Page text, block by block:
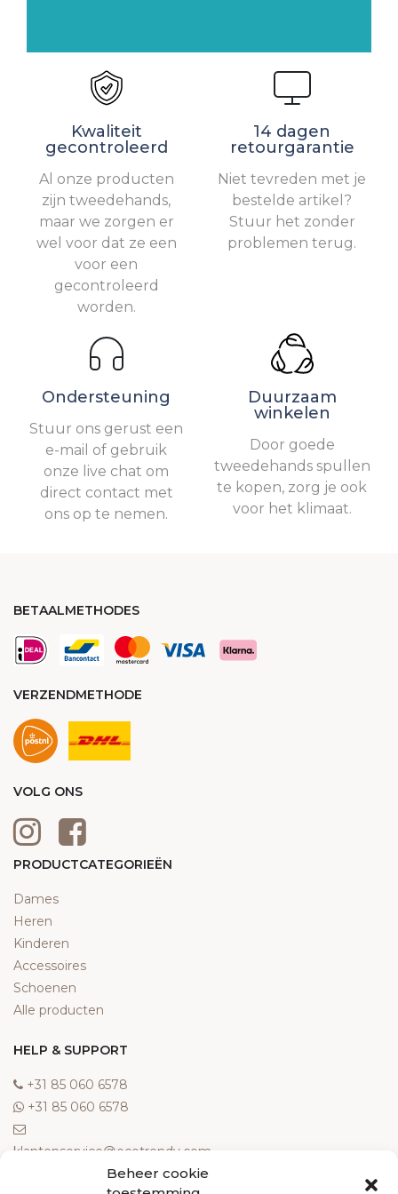
Beheer cookie
Kwaliteit
gecontroleerd
Al onze producten
zijn tweedehands,
maar we zorgen er
wel voor dat ze een
voor een
gecontroleerd
worden.
14 dagen
retourgarantie
Niet tevreden met je
bestelde artikel?
Stuur het zonder
problemen terug.
Ondersteuning
Stuur ons gerust een
e-mail of gebruik
onze live chat om
direct contact met
ons op te nemen.
Duurzaam
winkelen
Door goede
tweedehands spullen
te kopen, zorg je ook
voor het klimaat.
BETAALMETHODES
VERZENDMETHODE
VOLG ONS
PRODUCTCATEGORIEËN
Dames
Heren
Kinderen
Accessoires
Schoenen
Alle producten
HELP & SUPPORT
‎+31 85 060 6578
‎+31 85 060 6578
klantenservice@ecotrendy.com